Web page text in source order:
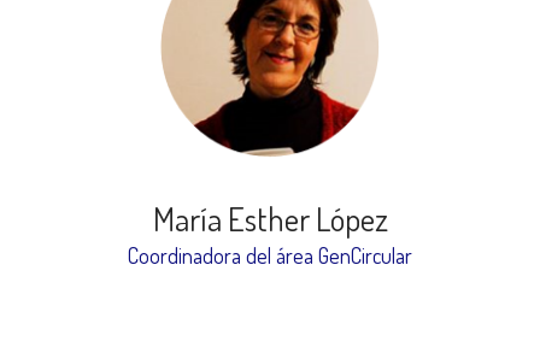
María Esther López
Coordinadora del área GenCircular